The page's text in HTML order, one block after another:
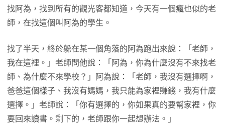
找阿為，找到所有的觀光客都知道，今天有一個瘋也似的老
師，在找這個叫阿為的學生。
找了半天，終於躲在某一個角落的阿為跑出來說：「老師，
我在這裡。」老師問他說：「阿為，你為什麼沒有不來找老
師、為什麼不來學校？」阿為說：「老師，我沒有選擇啊，
爸爸這個樣子、我沒有媽媽，我只能為家裡賺錢，我有什麼
選擇。」老師說：「你有選擇的，你如果真的要幫家裡，你
要回來讀書。剩下的，老師跟你一起想辦法。」